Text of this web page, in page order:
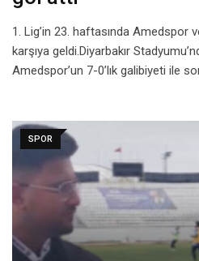
1. Lig’in 23. haftasında Amedspor
karşıya geldi.Diyarbakır
Amedspor’un 7-0’lık galibiyeti ile
SPOR